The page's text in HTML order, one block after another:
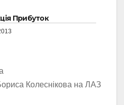
Прибуток
Колеснікова на ЛАЗ